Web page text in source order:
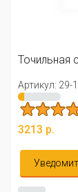
Pro Ultra
☺